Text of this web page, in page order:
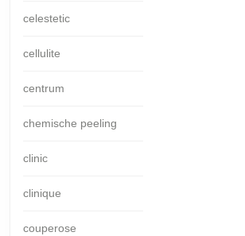
celestetic
cellulite
centrum
chemische peeling
clinic
clinique
couperose